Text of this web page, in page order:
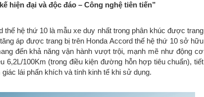
hiện đại và độc đáo – Công nghệ tiên tiến”
thế hệ thứ 10 là mẫu xe duy nhất trong phân khúc được trang
áp được trang bị trên Honda Accord thế hệ thứ 10 sở hữu
đến khả năng vận hành vượt trội, mạnh mẽ như động cơ
6,2L/100Km (trong điều kiện đường hỗn hợp tiêu chuẩn), tiết
lái phấn khích và tính kinh tế khi sử dụng.